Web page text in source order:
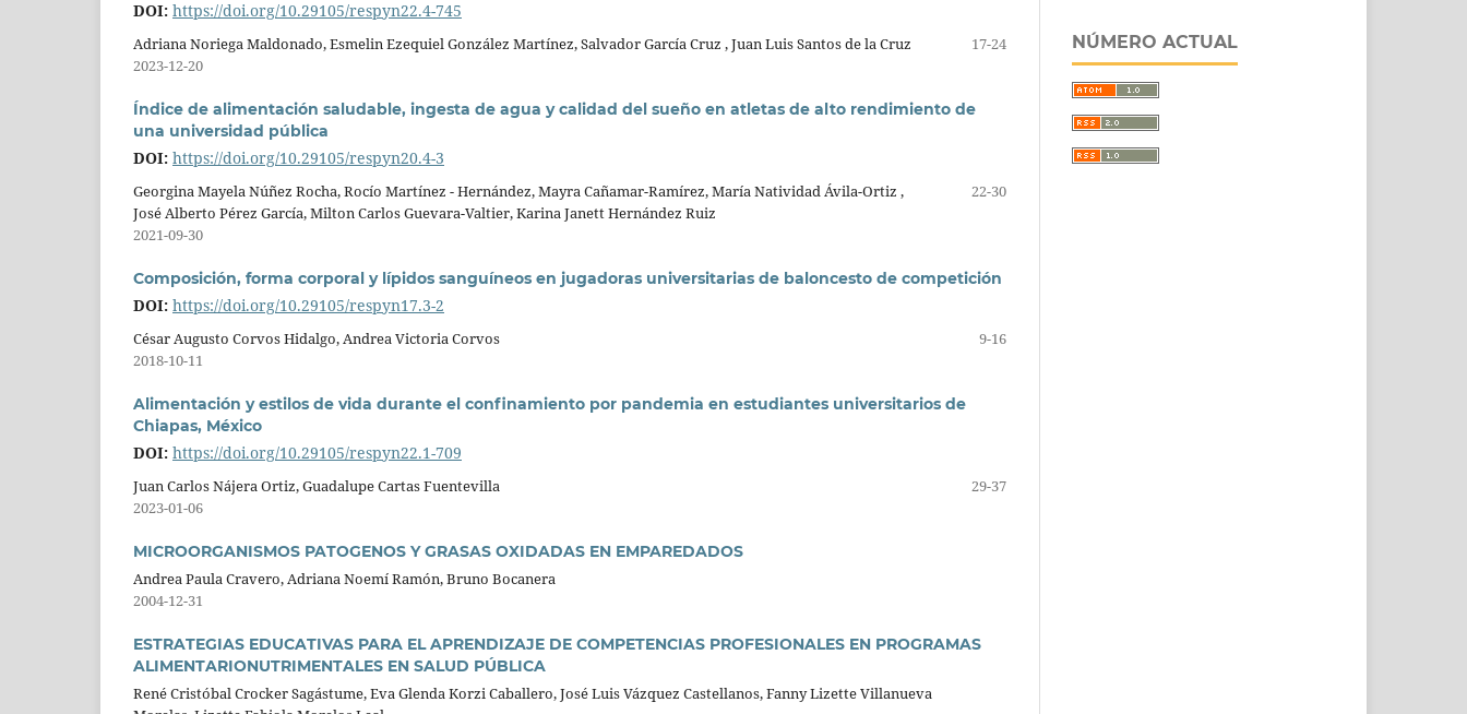
DOI: https://doi.org/10.29105/respyn22.4-745
Adriana Noriega Maldonado, Esmelin Ezequiel González Martínez, Salvador García Cruz , Juan Luis Santos de la Cruz
17-24
2023-12-20
Índice de alimentación saludable, ingesta de agua y calidad del sueño en atletas de alto rendimiento de
una universidad pública
DOI: https://doi.org/10.29105/respyn20.4-3
Georgina Mayela Núñez Rocha, Rocío Martínez - Hernández, Mayra Cañamar-Ramírez, María Natividad Ávila-Ortiz ,
José Alberto Pérez García, Milton Carlos Guevara-Valtier, Karina Janett Hernández Ruiz
22-30
2021-09-30
Composición, forma corporal y lípidos sanguíneos en jugadoras universitarias de baloncesto de competición
DOI: https://doi.org/10.29105/respyn17.3-2
César Augusto Corvos Hidalgo, Andrea Victoria Corvos
9-16
2018-10-11
Alimentación y estilos de vida durante el confinamiento por pandemia en estudiantes universitarios de
Chiapas, México
DOI: https://doi.org/10.29105/respyn22.1-709
Juan Carlos Nájera Ortiz, Guadalupe Cartas Fuentevilla
29-37
2023-01-06
MICROORGANISMOS PATOGENOS Y GRASAS OXIDADAS EN EMPAREDADOS
Andrea Paula Cravero, Adriana Noemí Ramón, Bruno Bocanera
2004-12-31
ESTRATEGIAS EDUCATIVAS PARA EL APRENDIZAJE DE COMPETENCIAS PROFESIONALES EN PROGRAMAS
ALIMENTARIONUTRIMENTALES EN SALUD PÚBLICA
René Cristóbal Crocker Sagástume, Eva Glenda Korzi Caballero, José Luis Vázquez Castellanos, Fanny Lizette Villanueva
NÚMERO ACTUAL